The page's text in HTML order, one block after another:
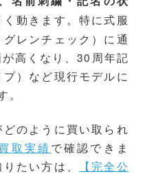
動きます。特に式服
レンチェック）に通
高くなり、30周年記
）など現行モデルに
のように買い取られ
取実績で確認できま
たい方は、
【完全公